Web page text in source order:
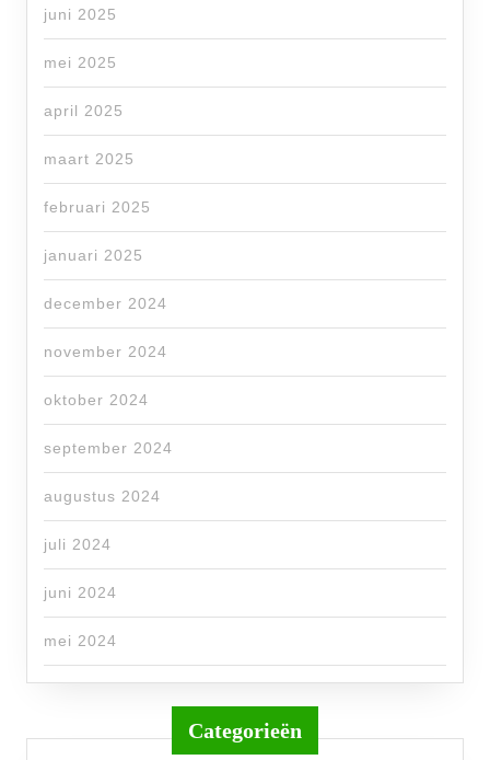
juni 2025
mei 2025
april 2025
maart 2025
februari 2025
januari 2025
december 2024
november 2024
oktober 2024
september 2024
augustus 2024
juli 2024
juni 2024
mei 2024
Categorieën